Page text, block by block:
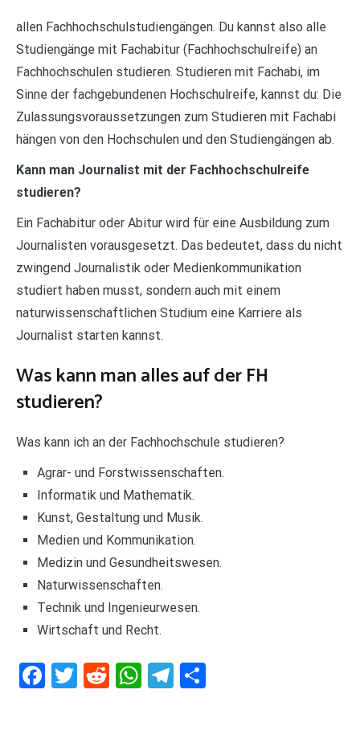
allen Fachhochschulstudiengängen. Du kannst also alle
Studiengänge mit Fachabitur (Fachhochschulreife) an
Fachhochschulen studieren. Studieren mit Fachabi, im
Sinne der fachgebundenen Hochschulreife, kannst du: Die
Zulassungsvoraussetzungen zum Studieren mit Fachabi
hängen von den Hochschulen und den Studiengängen ab.
Kann man Journalist mit der Fachhochschulreife
studieren?
Ein Fachabitur oder Abitur wird für eine Ausbildung zum
Journalisten vorausgesetzt. Das bedeutet, dass du nicht
zwingend Journalistik oder Medienkommunikation
studiert haben musst, sondern auch mit einem
naturwissenschaftlichen Studium eine Karriere als
Journalist starten kannst.
Was kann man alles auf der FH
studieren?
Was kann ich an der Fachhochschule studieren?
Agrar- und Forstwissenschaften.
Informatik und Mathematik.
Kunst, Gestaltung und Musik.
Medien und Kommunikation.
Medizin und Gesundheitswesen.
Naturwissenschaften.
Technik und Ingenieurwesen.
Wirtschaft und Recht.
Facebook
Twitter
RedditWhatsApp
Telegram